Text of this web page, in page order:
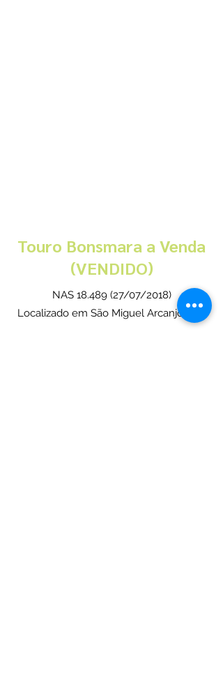
Touro Bonsmara a Venda
(VENDIDO)
NAS 18.489 (27/07/2018)
Localizado em São Miguel Arcanjo - SP